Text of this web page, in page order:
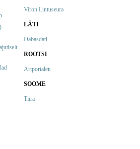
Viron Lintuseura
LÄTI
Dabasdati
ROOTSI
Artportalen
SOOME
Tiira